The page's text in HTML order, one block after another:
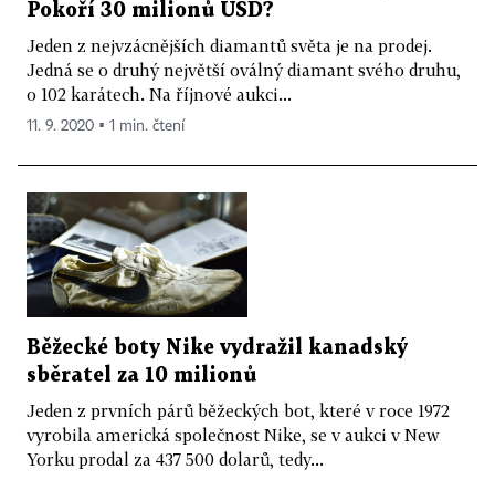
Pokoří 30 milionů USD?
Jeden z nejvzácnějších diamantů světa je na prodej.
Jedná se o druhý největší oválný diamant svého druhu,
o 102 karátech. Na říjnové aukci...
11. 9. 2020 ▪ 1 min. čtení
Běžecké boty Nike vydražil kanadský
sběratel za 10 milionů
Jeden z prvních párů běžeckých bot, které v roce 1972
vyrobila americká společnost Nike, se v aukci v New
Yorku prodal za 437 500 dolarů, tedy...